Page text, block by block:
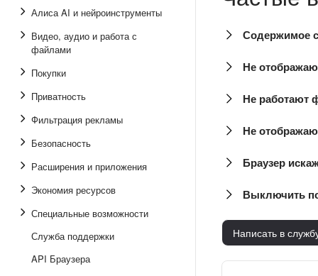
Алиса AI и нейроинструменты
Видео, аудио и работа с
файлами
Покупки
Приватность
Фильтрация рекламы
Безопасность
Расширения и приложения
Экономия ресурсов
Специальные возможности
Служба поддержки
API Браузера
Содержимое
Не
Не работают
Не
Браузер
Выключить
Написать в